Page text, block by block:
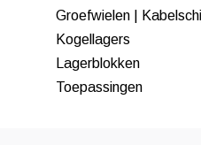
Groefwielen |
Kogellagers
Lagerblokken
Toepassingen